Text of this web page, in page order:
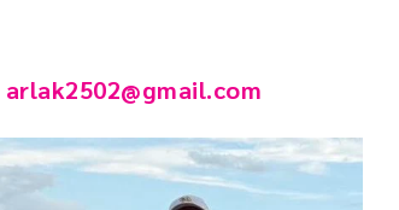
arlak2502@gmail.com